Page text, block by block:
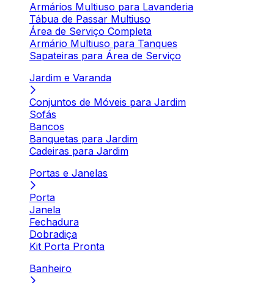
Armários Multiuso para Lavanderia
Tábua de Passar Multiuso
Área de Serviço Completa
Armário Multiuso para Tanques
Sapateiras para Área de Serviço
Jardim e Varanda
Conjuntos de Móveis para Jardim
Sofás
Bancos
Banquetas para Jardim
Cadeiras para Jardim
Portas e Janelas
Porta
Janela
Fechadura
Dobradiça
Kit Porta Pronta
Banheiro